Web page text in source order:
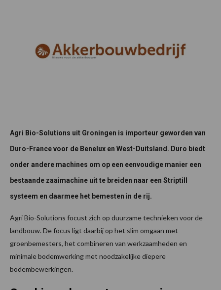
Agri Bio-Solutions uit Groningen is importeur geworden van
Duro-France voor de Benelux en West-Duitsland. Duro biedt
onder andere machines om op een eenvoudige manier een
bestaande zaaimachine uit te breiden naar een Striptill
systeem en daarmee het bemesten in de rij.
Agri Bio-Solutions focust zich op duurzame technieken voor de
landbouw. De focus ligt daarbij op het slim omgaan met
groenbemesters, het combineren van werkzaamheden en
minimale bodemwerking met noodzakelijke diepere
bodembewerkingen.